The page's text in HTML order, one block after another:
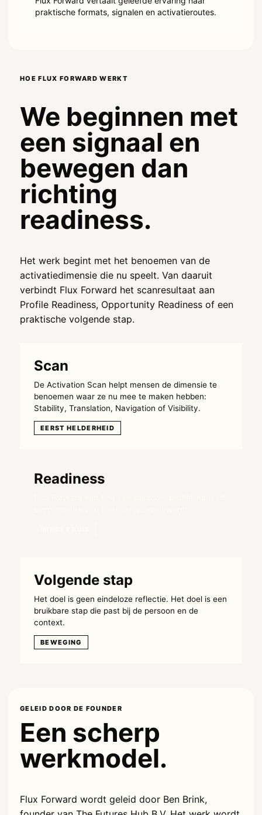
praktische formats, signalen en activatieroutes.
HOE FLUX FORWARD WERKT
We beginnen met
een signaal en
bewegen dan
richting
readiness.
Het werk begint met het benoemen van de
activatiedimensie die nu speelt. Van daaruit
verbindt Flux Forward het scanresultaat aan
Profile Readiness, Opportunity Readiness of een
praktische volgende stap.
Scan
De Activation Scan helpt mensen de dimensie te
benoemen waar ze nu mee te maken hebben:
Stability, Translation, Navigation of Visibility.
EERST HELDERHEID
Readiness
Volgende stap
Het doel is geen eindeloze reflectie. Het doel is een
bruikbare stap die past bij de persoon en de
context.
BEWEGING
GELEID DOOR DE FOUNDER
Een scherp
werkmodel.
Flux Forward wordt geleid door Ben Brink,